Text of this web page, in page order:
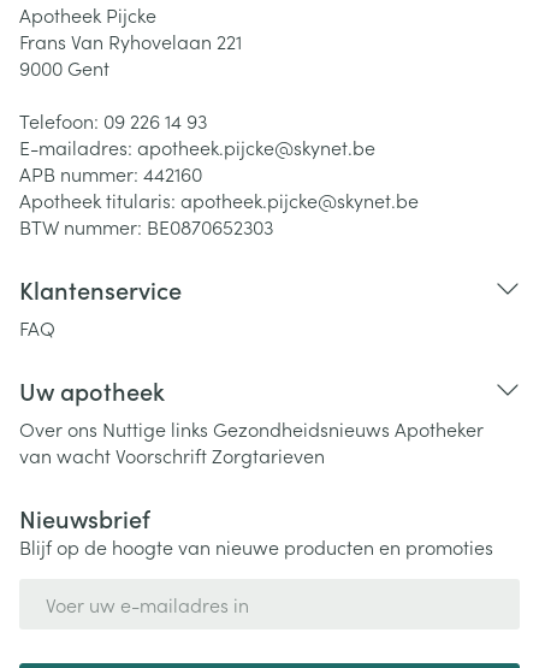
Apotheek Pijcke
Frans Van Ryhovelaan 221
9000 Gent
Telefoon: 09 226 14 93
E-mailadres: apotheek.pijcke@skynet.be
APB nummer: 442160
Apotheek titularis: apotheek.pijcke@skynet.be
BTW nummer: BE0870652303
Klantenservice
FAQ
Uw apotheek
Over ons Nuttige links Gezondheidsnieuws Apotheker
van wachtVoorschriftZorgtarieven
Nieuwsbrief
Blijf op de hoogte van nieuwe producten en promoties